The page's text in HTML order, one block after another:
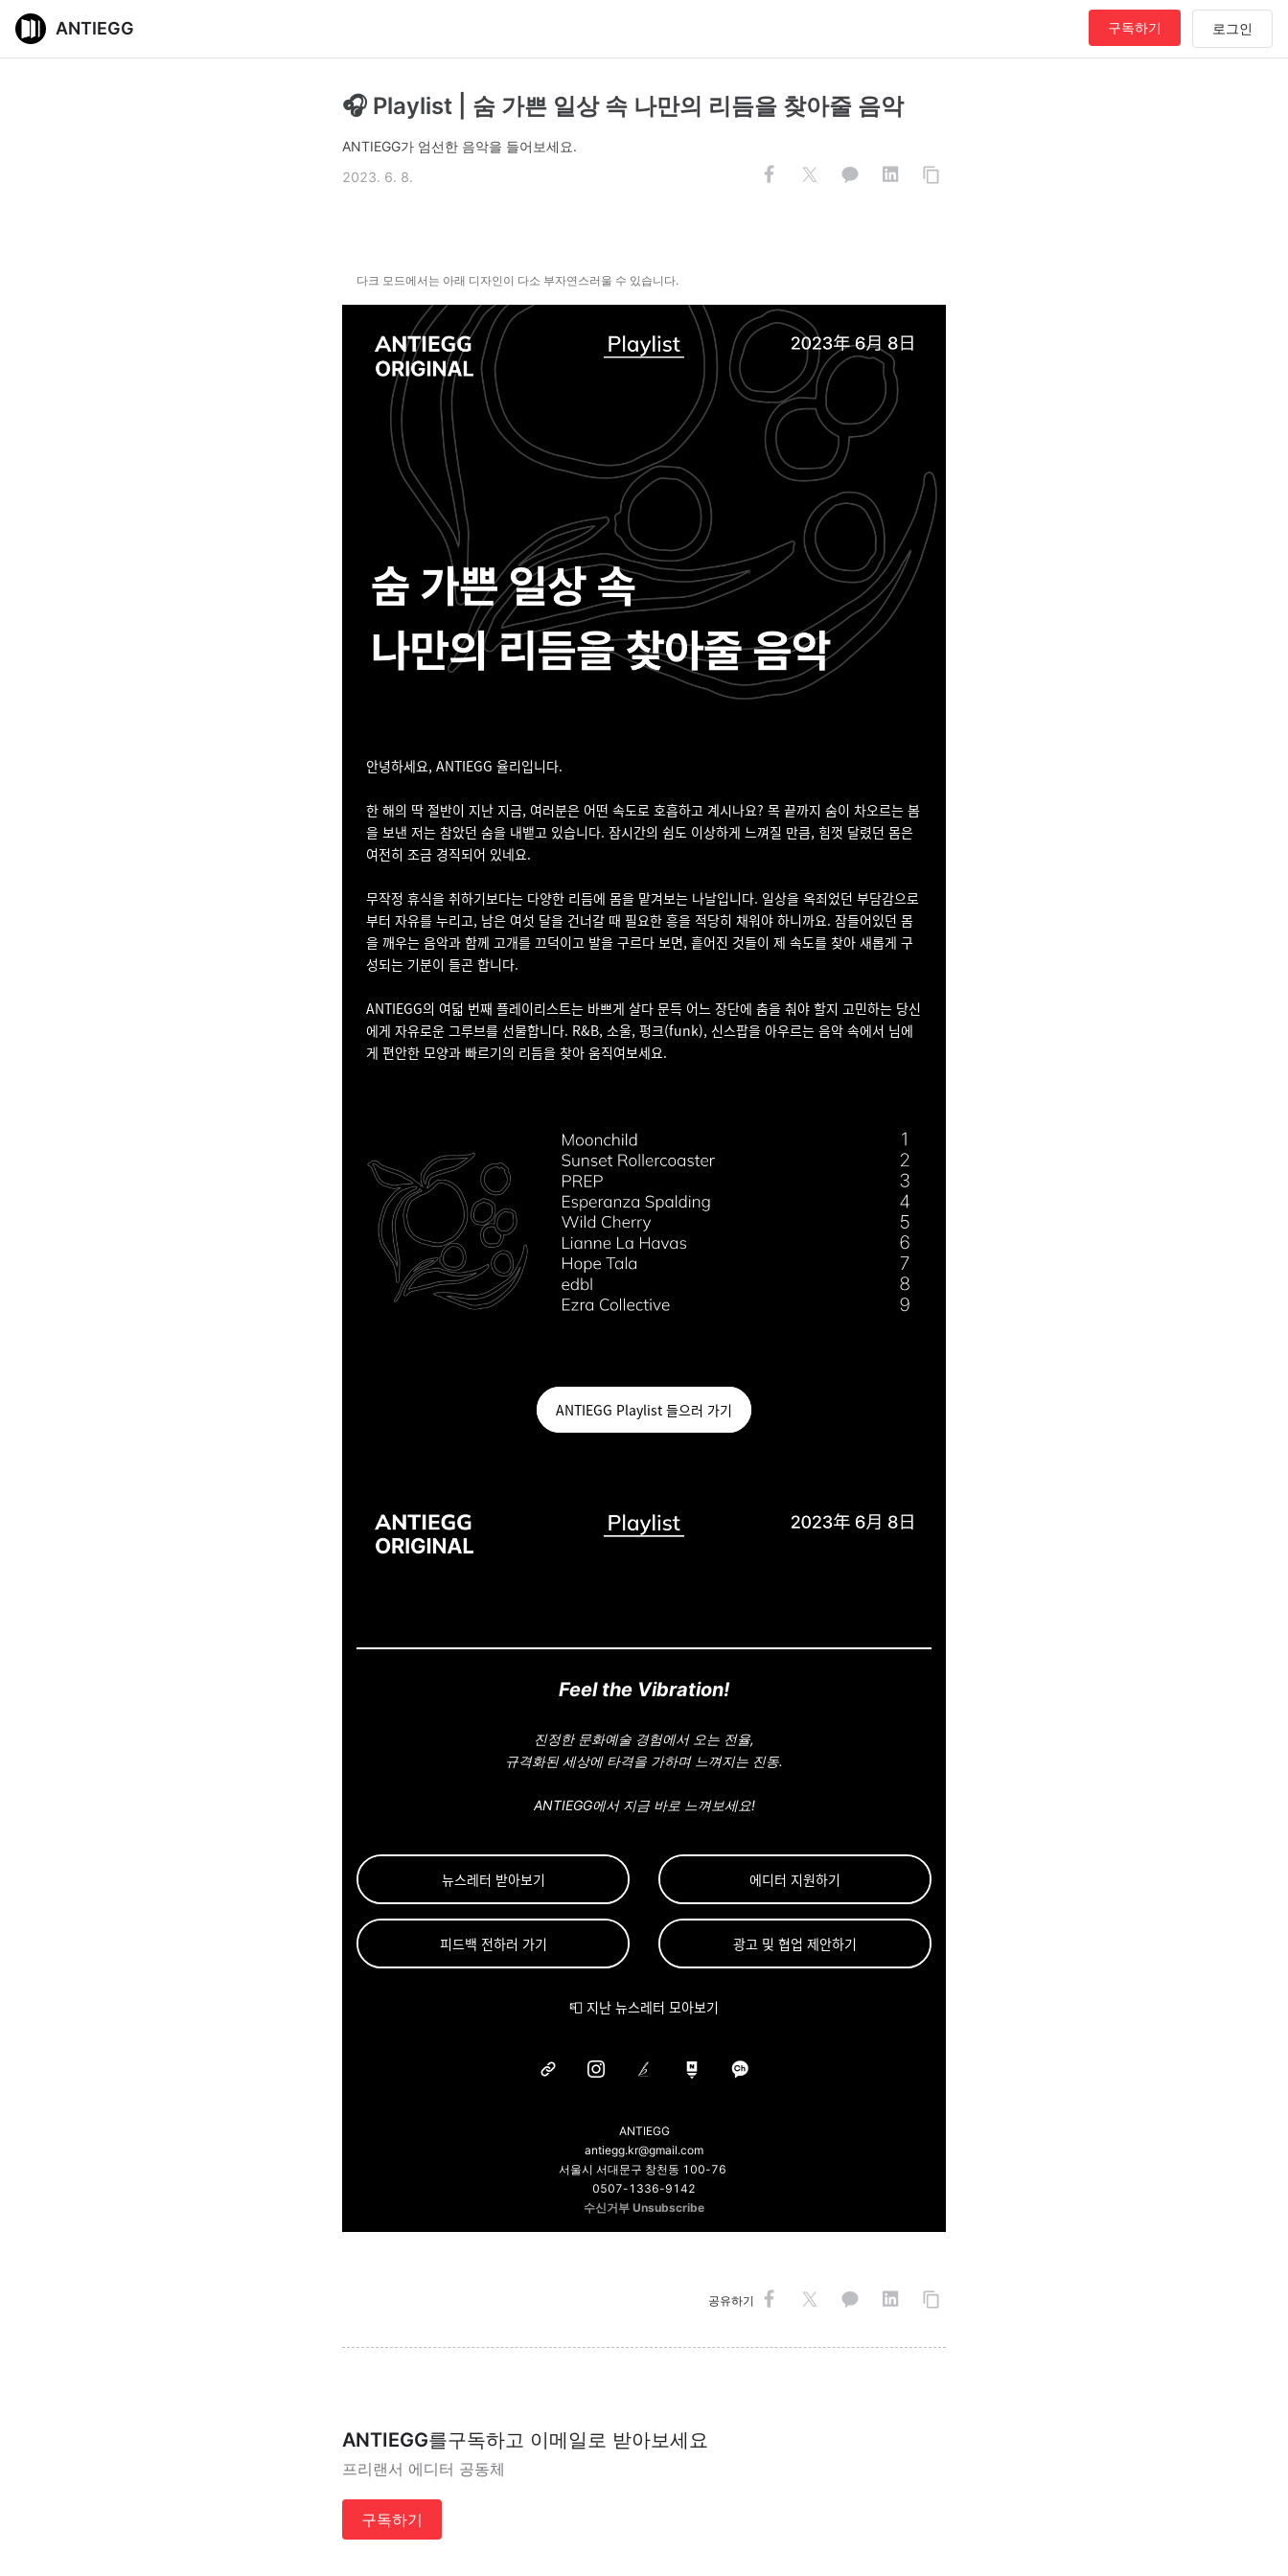
ANTIEGG 구독하기
🎧 Playlist | 숨 가쁜 일상 속 나만의 리듬을 찾아줄 음악
ANTIEGG가 엄선한 음악을 들어보세요.
2023. 6. 8.
다크 모드에서는 아래 디자인이 다소 부자연스러울 수 있습니다.
안녕하세요, ANTIEGG 율리입니다.
한 해의 딱 절반이 지난 지금, 여러분은 어떤 속도로 호흡하고 계시나요? 목 끝까지 숨이 차오르는 봄
을 보낸 저는 참았던 숨을 내뱉고 있습니다. 잠시간의 쉼도 이상하게 느껴질 만큼, 힘껏 달렸던 몸은
여전히 조금 경직되어 있네요.
무작정 휴식을 취하기보다는 다양한 리듬에 몸을 맡겨보는 나날입니다. 일상을 옥죄었던 부담감으로
부터 자유를 누리고, 남은 여섯 달을 건너갈 때 필요한 흥을 적당히 채워야 하니까요. 잠들어있던 몸
을 깨우는 음악과 함께 고개를 끄덕이고 발을 구르다 보면, 흩어진 것들이 제 속도를 찾아 새롭게 구
성되는 기분이 들곤 합니다.
ANTIEGG의 여덟 번째 플레이리스트는 바쁘게 살다 문득 어느 장단에 춤을 춰야 할지 고민하는 당신
에게 자유로운 그루브를 선물합니다. R&B, 소울, 펑크(funk), 신스팝을 아우르는 음악 속에서 님에
게 편안한 모양과 빠르기의 리듬을 찾아 움직여보세요.
ANTIEGG Playlist 들으러 가기
Feel the Vibration!
진정한 문화예술 경험에서 오는 전율,
규격화된 세상에 타격을 가하며 느껴지는 진동.
ANTIEGG에서 지금 바로 느껴보세요!
뉴스레터 받아보기 에디터 지원하기
피드백 전하러 가기 광고 및 협업 제안하기
📮 지난 뉴스레터 모아보기
ANTIEGG
antiegg.kr@gmail.com
서울시 서대문구 창천동 100-76
0507-1336-9142
수신거부 Unsubscribe
공유하기
ANTIEGG를구독하고 이메일로 받아보세요
프리랜서 에디터 공동체
구독하기